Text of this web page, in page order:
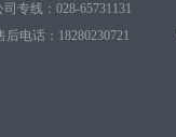
司专线：028-65731131
后电话：18280230721